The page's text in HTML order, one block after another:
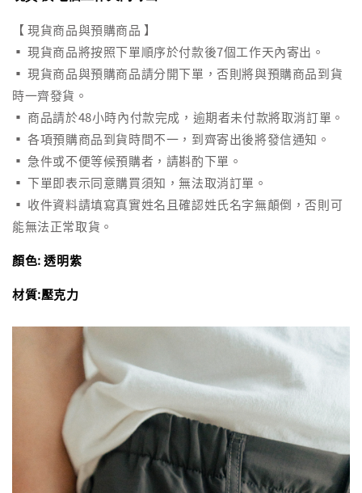
【 現貨商品與預購商品 】
▪ 現貨商品將按照下單順序於付款後7個工作天內寄出。
▪ 現貨商品與預購商品請分開下單，否則將與預購商品到貨
時一齊發貨。
▪ 商品請於48小時內付款完成，逾期者未付款將取消訂單。
▪ 各項預購商品到貨時間不一，到齊寄出後將發信通知。
▪ 急件或不便等候預購者，請斟酌下單。
▪ 下單即表示同意購買須知，無法取消訂單。
▪ 收件資料請填寫真實姓名且確認姓氏名字無顛倒，否則可
能無法正常取貨。
顏色: 透明紫
材質:壓克力